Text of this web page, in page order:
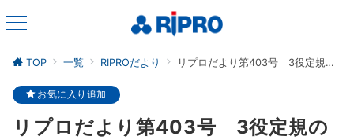
TOP 一覧 RIPROだより リプロだより第403号 3役定規の変更と決算期について
お気に入り追加
リプロだより第403号 3役定規の